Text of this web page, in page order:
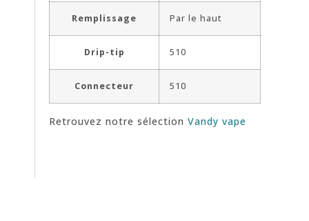
Remplissage Par le haut
Drip-tip 510
Connecteur 510
Retrouvez notre sélection Vandy vape